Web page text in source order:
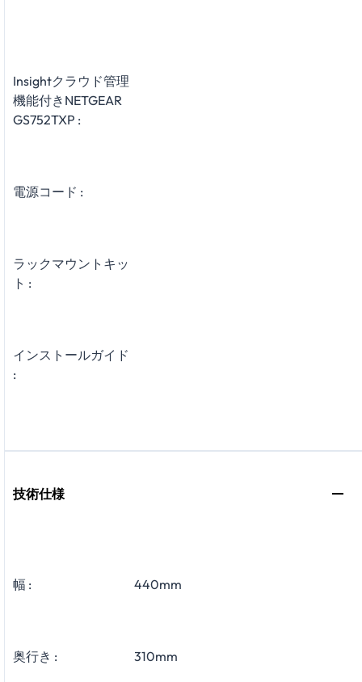
Insightクラウド管理
機能付きNETGEAR
GS752TXP :
電源コード :
ラックマウントキッ
ト :
インストールガイド
:
技術仕様
幅 : 440mm
奥行き : 310mm